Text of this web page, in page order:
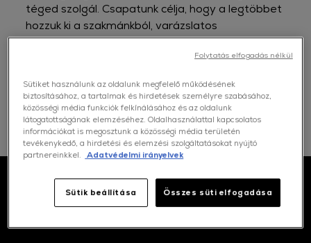
téged szolgál. Csapatunk célja, hogy a legtöbbet
hozzuk ki a szakmánkból, varázslatos
környezetben, minőségi termékekkel, tökéletes
szolgáltatást nyújtsunk számodra. Gyere el
kellemes környezetben szépülj és vidám
csapatunk elfeledtesse Veled a hétköznap
fáradalmait.
Kapcsolat
Sütiket használunk az oldalunk megfelelő működésének
biztosításához, a tartalmak és hirdetések személyre szabásához,
közösségi média funkciók felkínálásához és az oldalunk
látogatottságának elemzéséhez. Oldalhasználattal kapcsolatos
információkat is megosztunk a közösségi média területén
tevékenykedő, a hirdetési és elemzési szolgáltatásokat nyújtó
partnereinkkel.
Adatvédelmi irányelvek
Sütik beállítása Összes süti elfogadása
Folytatás elfogadás nélkül